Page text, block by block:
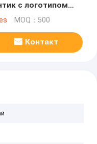
с логотипом
MOQ：500
Контакт